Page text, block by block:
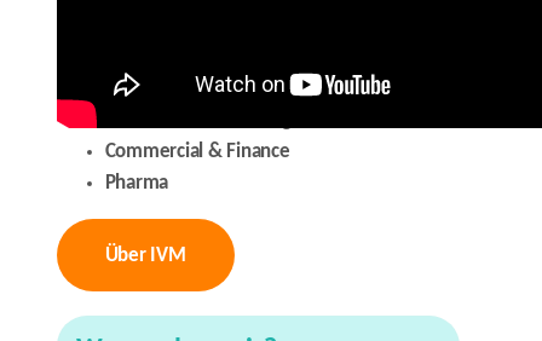
Maschinenbau & Konstruktion
Commercial & Finance
Pharma
Über IVM